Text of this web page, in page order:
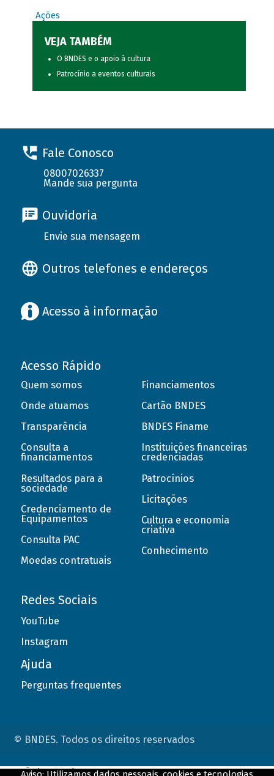
Ações
VEJA TAMBÉM
O BNDES e o apoio à cultura
Patrocínio a eventos culturais
Fale Conosco
08007026337
Mande sua pergunta
Ouvidoria
Envie sua mensagem
Outros telefones e endereços
Acesso à informação
Acesso Rápido
Quem somos
Onde atuamos
Transparência
Consulta a
financiamentos
Resultados para a
sociedade
Credenciamento de
Equipamentos
Consulta PAC
Moedas contratuais
Financiamentos
Cartão BNDES
BNDES Finame
Instituições financeiras
credenciadas
Patrocínios
Licitações
Cultura e economia
criativa
Conhecimento
Redes Sociais
YouTube
Instagram
Ajuda
Perguntas frequentes
© BNDES. Todos os direitos reservados
ConteÃºdo complementar